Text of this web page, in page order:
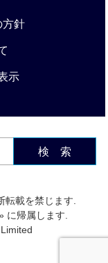
方針
示
検 索
転載を禁じます.
に帰属します.